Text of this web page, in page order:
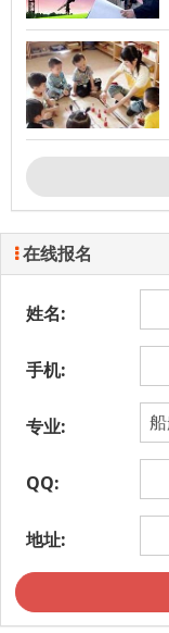
在线报名
姓名:
手机:
专业:
QQ:
地址: